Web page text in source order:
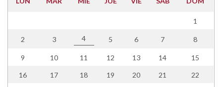
1
2 3 4 5 6 7 8
9 10 11 12 13 14 15
16 17 18 19 20 21 22